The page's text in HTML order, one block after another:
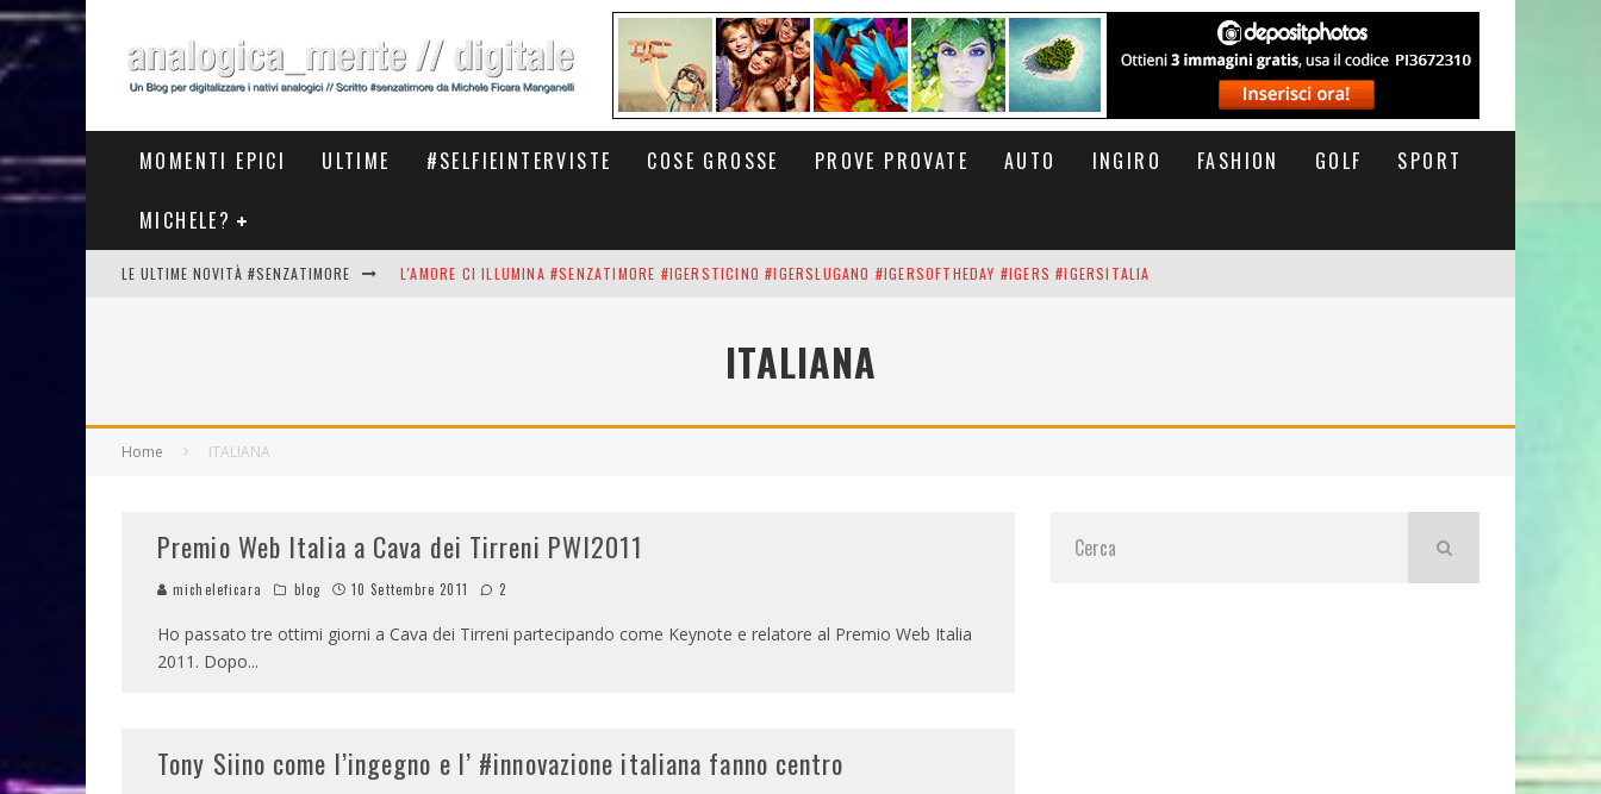
MOMENTI EPICI ULTIME #SELFIEINTERVISTE COSE GROSSE PROVE PROVATE AUTO INGIRO FASHION GOLF SPORT
MICHELE?
LE ULTIME NOVITÀ #SENZATIMORE L'AMORE CI ILLUMINA #SENZATIMORE #IGERSTICINO #IGERSLUGANO #IGERSOFTHEDAY #IGERS #IGERSITALIA
THE NEW #ASICS #RUNNING #SHOES IN MY HANDS #SENZATIMORE #IGERS #IGERSMILANO #IGERSOFTHEDAY
ITALIANA
Home ITALIANA
Premio Web Italia a Cava dei Tirreni PWI2011
micheleficara blog 10 Settembre 2011 2
Ho passato tre ottimi giorni a Cava dei Tirreni partecipando come Keynote e relatore al Premio Web Italia
2011. Dopo...
Tony Siino come l’ingegno e l’ #innovazione italiana fanno centro